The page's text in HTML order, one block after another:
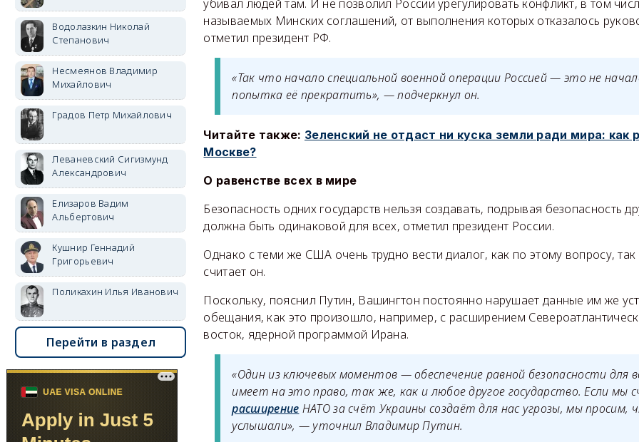
убивал людей там. И не позволил России урегулировать конфликт, в том
называемых Минских соглашений, от выполнения которых отказалось
отметил президент РФ.
«Так что начало специальной военной операции Россией — это не
попытка её прекратить», — подчеркнул он.
Читайте также: Зеленский не отдаст ни куска земли ради мира: как
Москве?
О равенстве всех в мире
Безопасность одних государств нельзя создавать, подрывая безопасность
должна быть одинаковой для всех, отметил президент России.
Однако с теми же США очень трудно вести диалог, как по этому вопросу,
считает он.
Поскольку, пояснил Путин, Вашингтон постоянно нарушает данные им же
обещания, как это произошло, например, с расширением
восток, ядерной программой Ирана.
«Один из ключевых моментов — обеспечение равной безопасности для
имеет на это право, так же, как и любое другое государство. Если мы
расширение НАТО за счёт Украины создаёт для нас угрозы, мы просим,
услышали», — уточнил Владимир Путин.
Водолазкин Николай
Степанович
Несмеянов Владимир
Михайлович
Градов Петр Михайлович
Леваневский Сигизмунд
Александрович
Елизаров Вадим
Альбертович
Кушнир Геннадий
Григорьевич
Поликахин Илья Иванович
Перейти в раздел